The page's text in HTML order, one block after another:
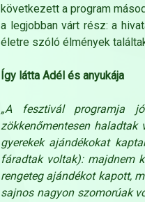
következett a program
a legjobban várt rész: a
életre szóló élmények
Így látta Adél és anyukája
„A fesztivál programja
zökkenőmentesen
gyerekek ajándékokat
fáradtak voltak): majdnem
rengeteg ajándékot kapott,
sajnos nagyon szomorúak